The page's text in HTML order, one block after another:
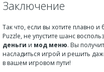
Заключение
Так что, если вы хотите плавно
Puzzle, не упустите шанс
деньги и мод меню. Вы
насладиться игрой и решить
в вашем игровом пути!